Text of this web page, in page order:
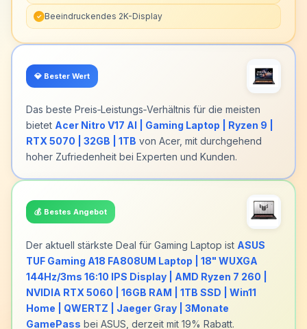
✓ Beeindruckendes 2K-Display
💎 Bester Wert
Das beste Preis‑Leistungs‑Verhältnis für die meisten
bietet Acer Nitro V17 AI | Gaming Laptop | Ryzen 9 |
RTX 5070 | 32GB | 1TB von Acer, mit durchgehend
hoher Zufriedenheit bei Experten und Kunden.
💰 Bestes Angebot
Der aktuell stärkste Deal für Gaming Laptop ist ASUS
TUF Gaming A18 FA808UM Laptop | 18" WUXGA
144Hz/3ms 16:10 IPS Display | AMD Ryzen 7 260 |
NVIDIA RTX 5060 | 16GB RAM | 1TB SSD | Win11
Home | QWERTZ | Jaeger Gray | 3Monate
GamePass bei ASUS, derzeit mit 19% Rabatt.